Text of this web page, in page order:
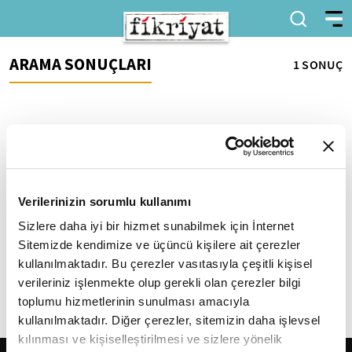
Verilerinizin sorumlu kullanımı
Sizlere daha iyi bir hizmet sunabilmek için İnternet
Sitemizde kendimize ve üçüncü kişilere ait çerezler
kullanılmaktadır. Bu çerezler vasıtasıyla çeşitli kişisel
verileriniz işlenmekte olup gerekli olan çerezler bilgi
toplumu hizmetlerinin sunulması amacıyla
kullanılmaktadır. Diğer çerezler, sitemizin daha işlevsel
kılınması ve kişiselleştirilmesi ve sizlere yönelik
ARAMA SONUÇLARI 1 SONUÇ
Napolyon yerine
Selahaddin
Napolyon ile Selahaddin
Eyyubi'nin karşılaştırılması, iki
zıt modelin eşleştirilmesi veya
kıyaslaması anlamını taşır.
Fransız...